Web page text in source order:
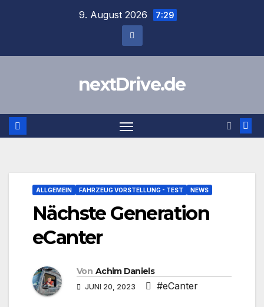
9. August 2026 7:29
nextDrive.de
ALLGEMEIN FAHRZEUG VORSTELLUNG - TEST NEWS
Nächste Generation
eCanter
Von Achim Daniels
JUNI 20, 2023 #eCanter